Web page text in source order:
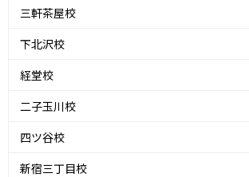
三軒茶屋校
下北沢校
経堂校
二子玉川校
四ツ谷校
新宿三丁目校